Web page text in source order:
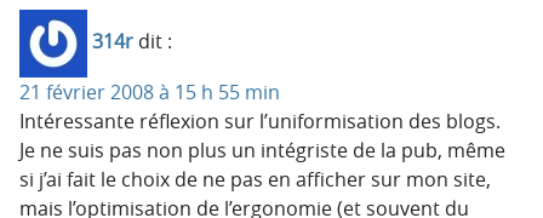
314r dit :
21 février 2008 à 15 h 55 min
Intéressante réflexion sur l’uniformisation des blogs.
Je ne suis pas non plus un intégriste de la pub, même
si j’ai fait le choix de ne pas en afficher sur mon site,
mais l’optimisation de l’ergonomie (et souvent du